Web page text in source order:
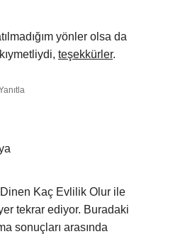
yönler olsa da
teşekkürler.
Dinen Kaç Evlilik Olur ile
tekrar ediyor. Buradaki
sonuçları arasında